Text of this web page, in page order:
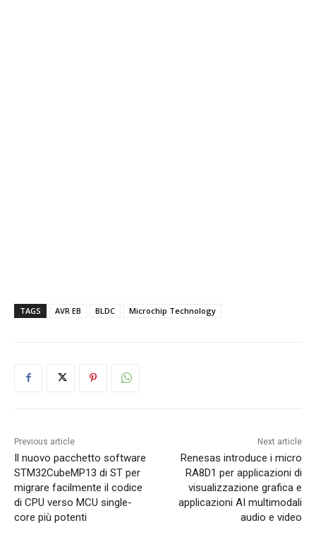
TAGS AVR EB BLDC Microchip Technology
Previous article
Il nuovo pacchetto software
STM32CubeMP13 di ST per
migrare facilmente il codice
di CPU verso MCU single-
core più potenti
Next article
Renesas introduce i micro
RA8D1 per applicazioni di
visualizzazione grafica e
applicazioni AI multimodali
audio e video